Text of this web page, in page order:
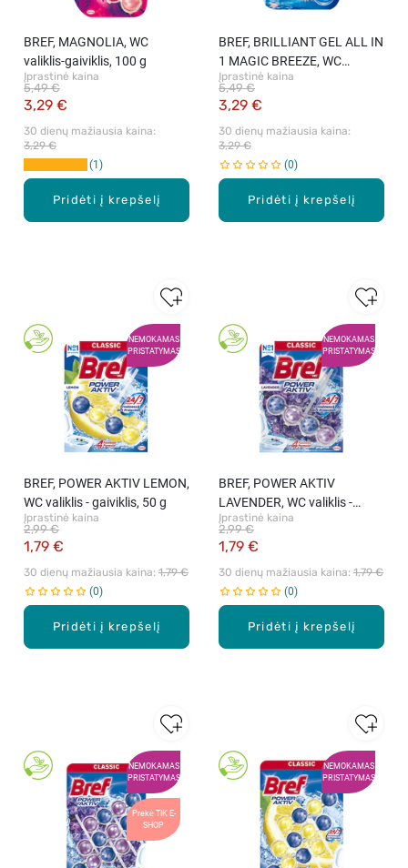
Pridėti į krepšelį
BREF, MAGNOLIA, WC
valiklis-gaiviklis, 100 g
Įprastinė kaina
3,29 €
5,49 €
30 dienų mažiausia kaina:
3,29 €
1
Pridėti į krepšelį
BREF, BRILLIANT GEL ALL IN
1 MAGIC BREEZE, WC
valiklis-gaiviklis, 2x42g, 84 g
Įprastinė kaina
3,29 €
5,49 €
30 dienų mažiausia kaina:
3,29 €
0
NEMOKAMAS
PRISTATYMAS
Pridėti į krepšelį
BREF, POWER AKTIV LEMON,
WC valiklis - gaiviklis, 50 g
Įprastinė kaina
1,79 €
2,99 €
30 dienų mažiausia kaina: 1,79 €
0
NEMOKAMAS
PRISTATYMAS
Pridėti į krepšelį
BREF, POWER AKTIV
LAVENDER, WC valiklis -
gaiviklis, 50 g
Įprastinė kaina
1,79 €
2,99 €
30 dienų mažiausia kaina: 1,79 €
0
NEMOKAMAS
PRISTATYMAS
Prekė TIK E-
SHOP
NEMOKAMAS
PRISTATYMAS